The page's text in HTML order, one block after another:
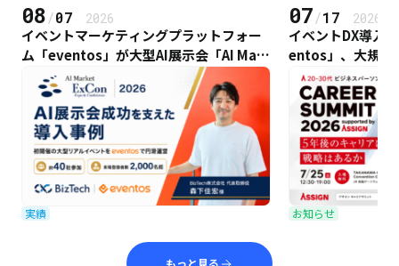
08/07 2026
イベントマーケティングプラットフォー
ム「eventos」が大型AI展示会「AI Mark
et ExCon 2026」の運営・データ活用基
盤として採用
実績
07/17 2026
イベントDX導入
entos」、大規模
EER SUMMIT
採用
お知らせ
もっと見る